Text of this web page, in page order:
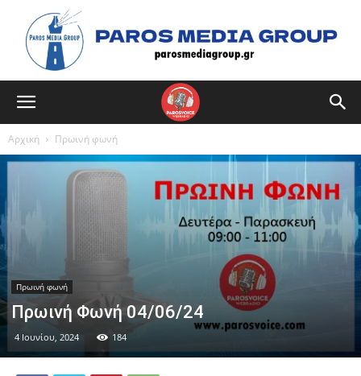
Αρχική Πρωινή φωνή
Πρωινή φωνή
Πρωινή Φωνή 04/06/24
4 Ιουνίου, 2024 184